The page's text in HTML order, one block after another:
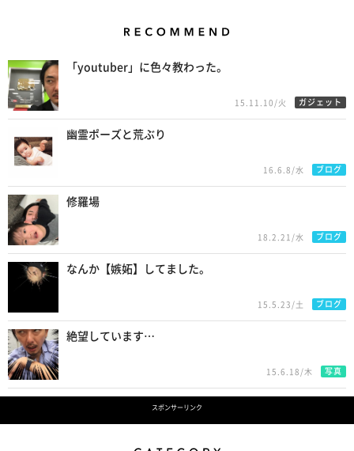
「youtuber」に色々教わった。
15.11.10/火 ガジェット
幽霊ポーズと荒ぶり
16.6.8/水 ブログ
修羅場
18.2.21/水 ブログ
なんか【嫉妬】してました。
15.5.23/土 ブログ
絶望しています…
15.6.18/木 写真
スポンサーリンク